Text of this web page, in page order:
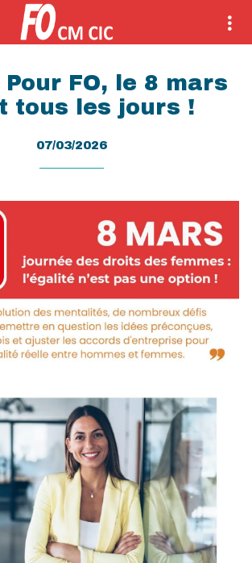
Pour FO, le 8 mars
tous les jours !
07/03/2026